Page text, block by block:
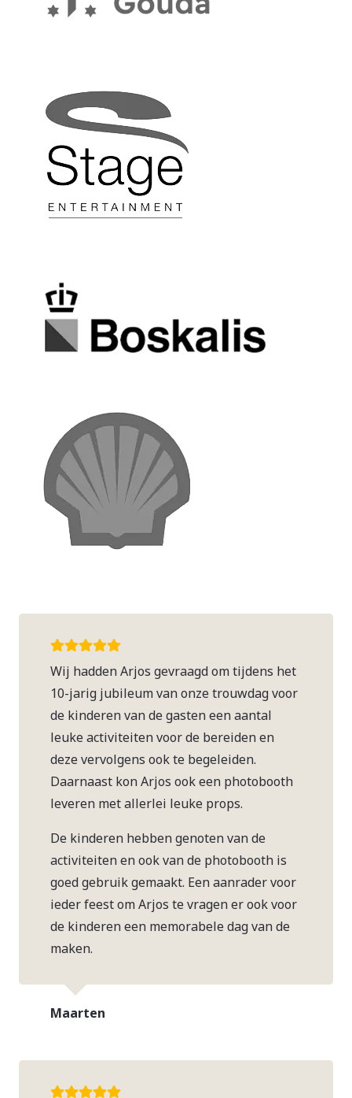
Wij hadden Arjos gevraagd om tijdens het
10-jarig jubileum van onze trouwdag voor
de kinderen van de gasten een aantal
leuke activiteiten voor de bereiden en
deze vervolgens ook te begeleiden.
Daarnaast kon Arjos ook een photobooth
leveren met allerlei leuke props.
De kinderen hebben genoten van de
activiteiten en ook van de photobooth is
goed gebruik gemaakt. Een aanrader voor
ieder feest om Arjos te vragen er ook voor
de kinderen een memorabele dag van de
maken.
Maarten